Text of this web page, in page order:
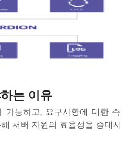
는 이유
가능하고, 요구사항에 대한
서버 자원의 효율성을 증대